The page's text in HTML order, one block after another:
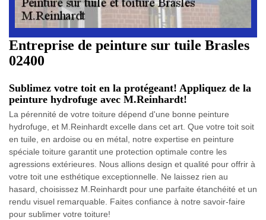
Entreprise de peinture sur tuile Brasles
02400
Sublimez votre toit en la protégeant! Appliquez de la
peinture hydrofuge avec M.Reinhardt!
La pérennité de votre toiture dépend d'une bonne peinture
hydrofuge, et M.Reinhardt excelle dans cet art. Que votre toit soit
en tuile, en ardoise ou en métal, notre expertise en peinture
spéciale toiture garantit une protection optimale contre les
agressions extérieures. Nous allions design et qualité pour offrir à
votre toit une esthétique exceptionnelle. Ne laissez rien au
hasard, choisissez M.Reinhardt pour une parfaite étanchéité et un
rendu visuel remarquable. Faites confiance à notre savoir-faire
pour sublimer votre toiture!